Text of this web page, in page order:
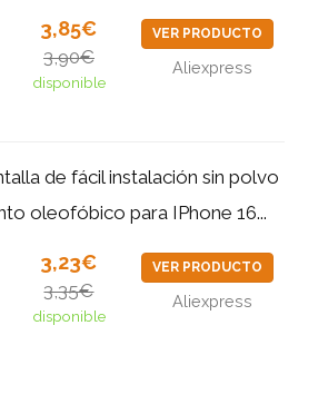
3,85€
3,90€
disponible
VER PRODUCTO
Aliexpress
de fácil instalación sin polvo
oleofóbico para IPhone 16...
3,23€
3,35€
disponible
VER PRODUCTO
Aliexpress